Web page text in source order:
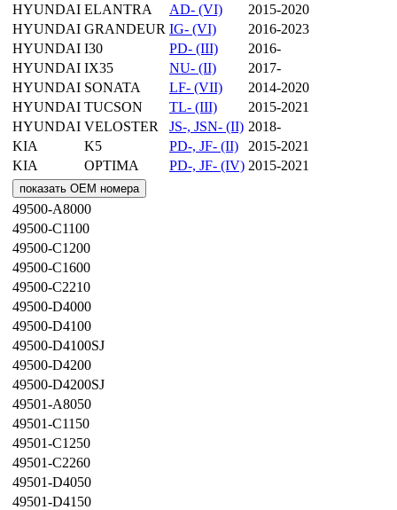
HYUNDAI ELANTRA AD- (VI)
2015-2020
HYUNDAI GRANDEUR IG- (VI)
2016-2023
HYUNDAI I30 PD- (III)
2016-
HYUNDAI IX35 NU- (II)
2017-
HYUNDAI SONATA LF- (VII)
2014-2020
HYUNDAI TUCSON TL- (III)
2015-2021
HYUNDAI VELOSTER JS-, JSN- (II) 2018-
KIA
K5 PD-, JF- (II)
2015-2021
KIA
OPTIMA PD-, JF- (IV) 2015-2021
показать OEM номера
49500-A8000
49500-C1100
49500-C1200
49500-C1600
49500-C2210
49500-D4000
49500-D4100
49500-D4100SJ
49500-D4200
49500-D4200SJ
49501-A8050
49501-C1150
49501-C1250
49501-C2260
49501-D4050
49501-D4150